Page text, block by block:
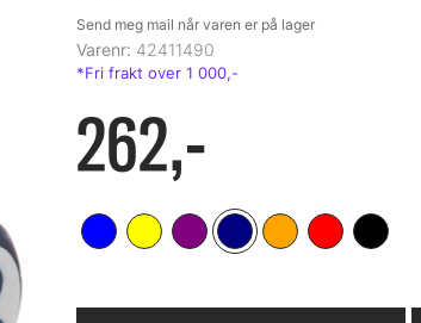
Varenr: 42411490
262,-
Send meg mail når varen er på lager